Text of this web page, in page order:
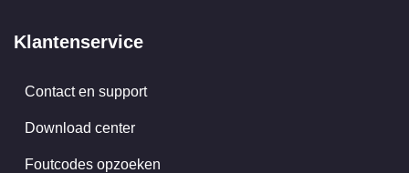
Klantenservice
Contact en support
Download center
Foutcodes opzoeken